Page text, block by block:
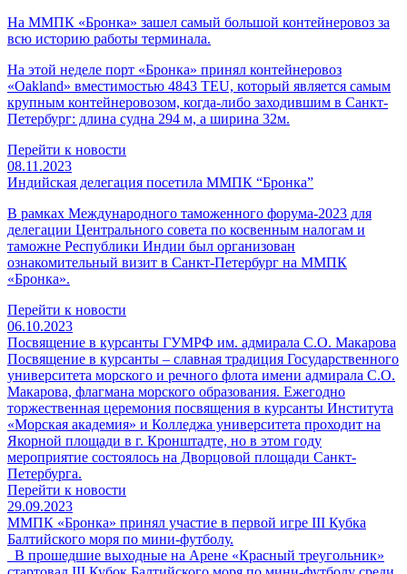
На ММПК «Бронка» зашел самый большой контейнеровоз за
всю историю работы терминала.
На этой неделе порт «Бронка» принял контейнеровоз
«Oakland» вместимостью 4843 TEU, который является самым
крупным контейнеровозом, когда-либо заходившим в Санкт-
Петербург: длина судна 294 м, а ширина 32м.
Перейти к новости
08.11.2023
Индийская делегация посетила ММПК “Бронка”
В рамках Международного таможенного форума-2023 для
делегации Центрального совета по косвенным налогам и
таможне Республики Индии был организован
ознакомительный визит в Санкт-Петербург на ММПК
«Бронка».
Перейти к новости
06.10.2023
Посвящение в курсанты ГУМРФ им. адмирала С.О. Макарова
Посвящение в курсанты – славная традиция Государственного
университета морского и речного флота имени адмирала С.О.
Макарова, флагмана морского образования. Ежегодно
торжественная церемония посвящения в курсанты Института
«Морская академия» и Колледжа университета проходит на
Якорной площади в г. Кронштадте, но в этом году
мероприятие состоялось на Дворцовой площади Санкт-
Петербурга.
Перейти к новости
29.09.2023
ММПК «Бронка» принял участие в первой игре III Кубка
Балтийского моря по мини-футболу.
В прошедшие выходные на Арене «Красный треугольник»